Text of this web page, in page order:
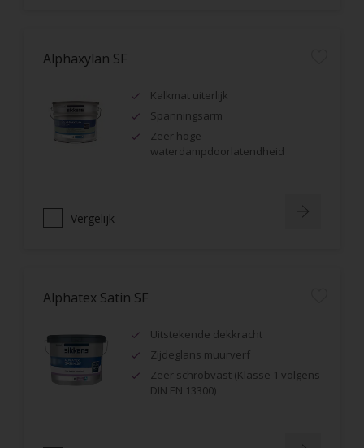
Alphaxylan SF
Kalkmat uiterlijk
Spanningsarm
Zeer hoge
waterdampdoorlatendheid
Vergelijk
Alphatex Satin SF
Uitstekende dekkracht
Zijdeglans muurverf
Zeer schrobvast (Klasse 1 volgens
DIN EN 13300)